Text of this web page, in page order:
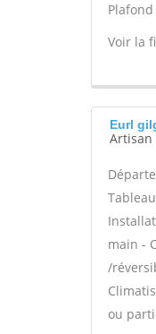
Voir la
Eurl
Artisan
main -
/
ou